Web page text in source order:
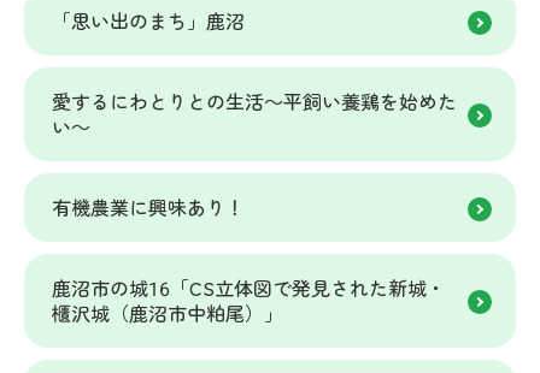
「思い出のまち」鹿沼
愛するにわとりとの生活～平飼い養鶏を始めた
い～
有機農業に興味あり！
鹿沼市の城16「CS立体図で発見された新城・
櫃沢城（鹿沼市中粕尾）」